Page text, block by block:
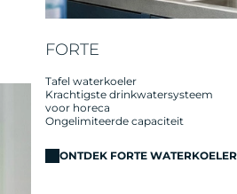
FORTE
Tafel waterkoeler
Krachtigste drinkwatersysteem
voor horeca
Ongelimiteerde capaciteit​
ONTDEK FORTE WATERKOELER